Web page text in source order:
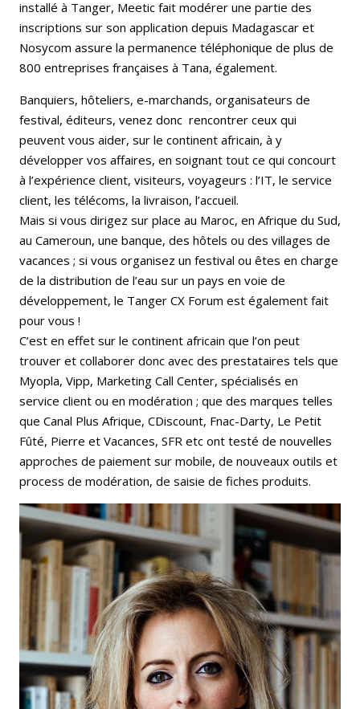
installé à Tanger, Meetic fait modérer une partie des
inscriptions sur son application depuis Madagascar et
Nosycom assure la permanence téléphonique de plus de
800 entreprises françaises à Tana, également.
Banquiers, hôteliers, e-marchands, organisateurs de
festival, éditeurs, venez donc rencontrer ceux qui
peuvent vous aider, sur le continent africain, à y
développer vos affaires, en soignant tout ce qui concourt
à l’expérience client, visiteurs, voyageurs : l’IT, le service
client, les télécoms, la livraison, l’accueil.
Mais si vous dirigez sur place au Maroc, en Afrique du Sud,
au Cameroun, une banque, des hôtels ou des villages de
vacances ; si vous organisez un festival ou êtes en charge
de la distribution de l’eau sur un pays en voie de
développement, le Tanger CX Forum est également fait
pour vous !
C’est en effet sur le continent africain que l’on peut
trouver et collaborer donc avec des prestataires tels que
Myopla, Vipp, Marketing Call Center, spécialisés en
service client ou en modération ; que des marques telles
que Canal Plus Afrique, CDiscount, Fnac-Darty, Le Petit
Fûté, Pierre et Vacances, SFR etc ont testé de nouvelles
approches de paiement sur mobile, de nouveaux outils et
process de modération, de saisie de fiches produits.